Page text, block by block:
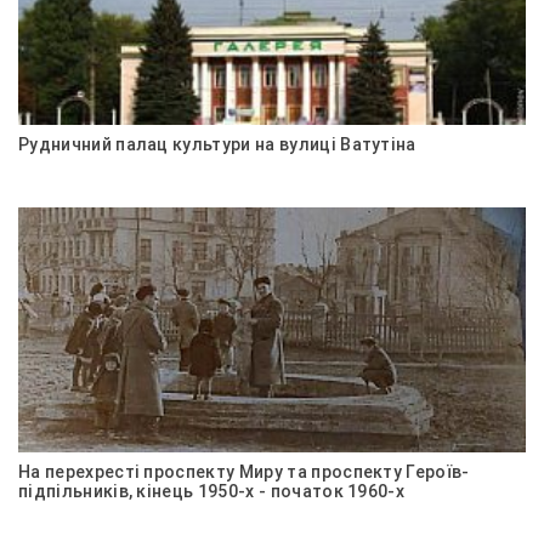
Рудничний палац культури на вулиці Ватутіна
На перехресті проспекту Миру та проспекту Героїв-
підпільників, кінець 1950-х - початок 1960-х